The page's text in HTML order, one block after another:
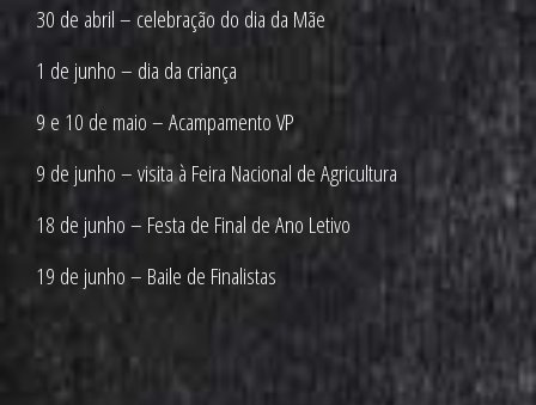
30 de abril – celebração do dia da Mãe
1 de junho – dia da criança
9 e 10 de maio – Acampamento VP
9 de junho – visita à Feira Nacional de Agricultura
18 de junho – Festa de Final de Ano Letivo
19 de junho – Baile de Finalistas